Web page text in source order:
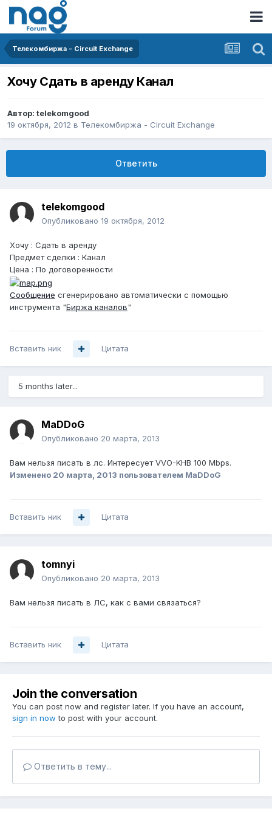
Телекомбиржа - Circuit Exchange
Хочу Сдать в аренду Канал
Автор: telekomgood
19 октября, 2012 в Телекомбиржа - Circuit Exchange
Ответить
telekomgood
Опубликовано 19 октября, 2012
Хочу : Сдать в аренду
Предмет сделки : Канал
Цена : По договоренности
Сообщение сгенерировано автоматически с помощью
инструмента "Биржа каналов"
Вставить ник Цитата
5 months later...
MaDDoG
Опубликовано 20 марта, 2013
Вам нельзя писать в лс. Интересует VVO-KHB 100 Mbps.
Изменено 20 марта, 2013 пользователем MaDDoG
Вставить ник Цитата
tomnyi
Опубликовано 20 марта, 2013
Вам нельзя писать в ЛС, как с вами связаться?
Вставить ник Цитата
Join the conversation
You can post now and register later. If you have an account,
sign in now to post with your account.
Ответить в тему...